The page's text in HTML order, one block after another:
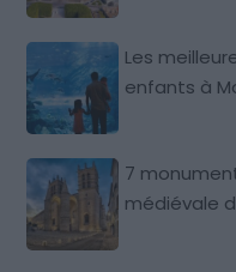
Les
enfants à
7
médiévale